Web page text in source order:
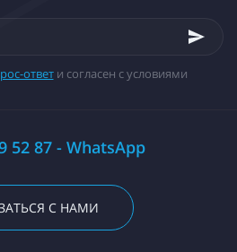
ответи согласен с условиями
52 87 - WhatsApp
С НАМИ